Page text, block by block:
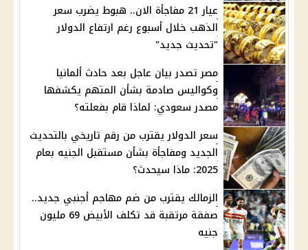
عيار 21 مفاجأة الان.. هبوط يضرب سعر
الذهب خلال أسبوع رغم ارتفاع الدولار
"تحديث جديد"
مصر تصدر بيان عاجل بعد حادث ألمانيا
وكواليس صادمة بشأن المتهم يكشفها
مصدر سعودي: لماذا قام بفعلته؟
سعر الدولار يقترب من رقم تاريخي بالتحديث
الجديد ومفاجأة بشأن مستقبل الجنيه بعام
2025: ماذا سيحدث؟
الزمالك يقترب من ضم مهاجم أجنبي جديد..
صفقة مرتقبة قد تكلف الأبيض 69 مليون
جنيه